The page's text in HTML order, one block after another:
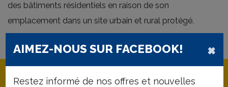
des bâtiments résidentiels en raison de son
emplacement dans un site urbain et rural protégé.
×
AIMEZ-NOUS SUR FACEBOOK!
Restez informé de nos offres et nouvelles